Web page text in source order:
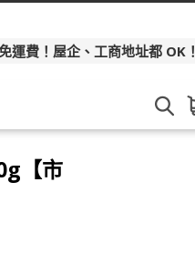
運費！屋企、工商地址都 OK！
【市